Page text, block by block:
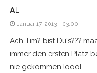
AL
Januar 17, 2013 - 03:00
Ach Tim? bist Du´s???
immer den ersten Platz
nie gekommen loool